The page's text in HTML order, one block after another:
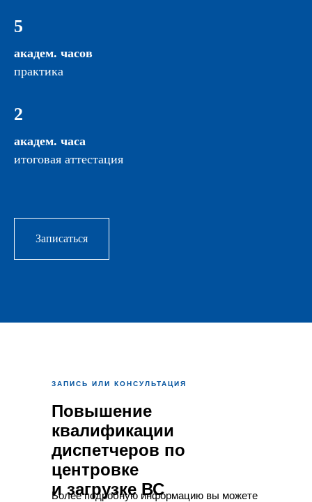
5
академ. часов
практика
2
академ. часа
итоговая аттестация
Записаться
ЗАПИСЬ ИЛИ КОНСУЛЬТАЦИЯ
Повышение
квалификации
диспетчеров по
центровке
и загрузке ВС
Более подробную информацию вы можете